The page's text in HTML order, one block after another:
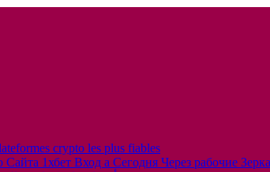
crypto les plus fiables
1хбет Вход а Сегодня Через рабочие